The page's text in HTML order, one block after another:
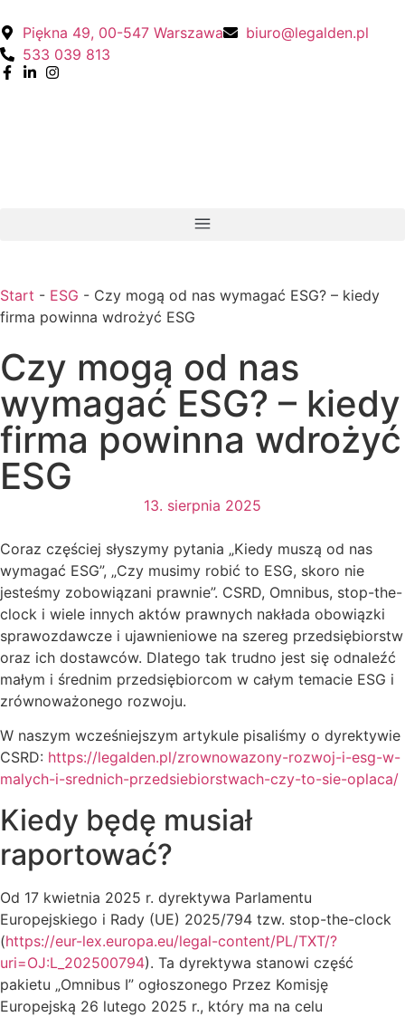
Piękna 49, 00-547 Warszawa
biuro@legalden.pl
533 039 813
Start - ESG - Czy mogą od nas wymagać ESG? – kiedy
firma powinna wdrożyć ESG
Czy mogą od nas
wymagać ESG? – kiedy
firma powinna wdrożyć
ESG
13. sierpnia 2025
Coraz częściej słyszymy pytania „Kiedy muszą od nas
wymagać ESG”, „Czy musimy robić to ESG, skoro nie
jesteśmy zobowiązani prawnie”. CSRD, Omnibus, stop-the-
clock i wiele innych aktów prawnych nakłada obowiązki
sprawozdawcze i ujawnieniowe na szereg przedsiębiorstw
oraz ich dostawców. Dlatego tak trudno jest się odnaleźć
małym i średnim przedsiębiorcom w całym temacie ESG i
zrównoważonego rozwoju.
W naszym wcześniejszym artykule pisaliśmy o dyrektywie
CSRD: https://legalden.pl/zrownowazony-rozwoj-i-esg-w-
malych-i-srednich-przedsiebiorstwach-czy-to-sie-oplaca/
Kiedy będę musiał
raportować?
Od 17 kwietnia 2025 r. dyrektywa Parlamentu
Europejskiego i Rady (UE) 2025/794 tzw. stop-the-clock
(https://eur-lex.europa.eu/legal-content/PL/TXT/?
uri=OJ:L_202500794). Ta dyrektywa stanowi część
pakietu „Omnibus I” ogłoszonego Przez Komisję
Europejską 26 lutego 2025 r., który ma na celu